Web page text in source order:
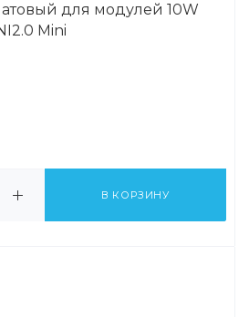
для модулей 10W
Mini
В КОРЗИНУ